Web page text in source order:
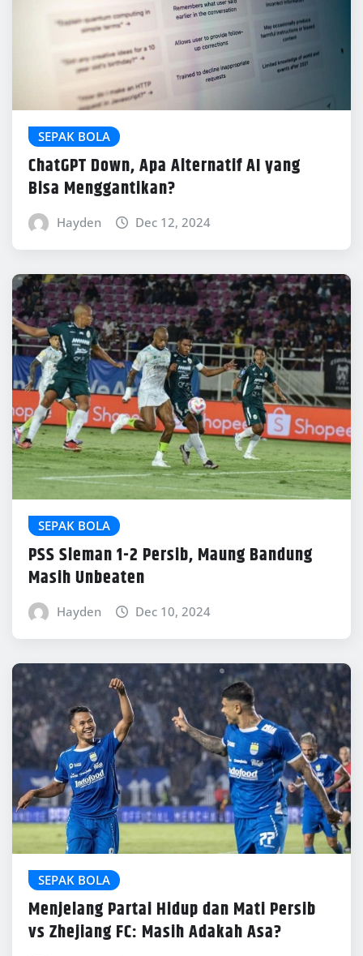
SEPAK BOLA
ChatGPT Down, Apa Alternatif AI yang
Bisa Menggantikan?
Hayden Dec 12, 2024
SEPAK BOLA
PSS Sleman 1-2 Persib, Maung Bandung
Masih Unbeaten
Hayden Dec 10, 2024
SEPAK BOLA
Menjelang Partai Hidup dan Mati Persib
vs Zhejiang FC: Masih Adakah Asa?